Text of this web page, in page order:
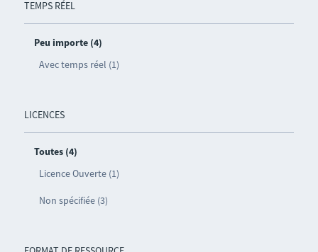
TEMPS RÉEL
Peu importe (4)
Avec temps réel (1)
LICENCES
Toutes (4)
Licence Ouverte (1)
Non spécifiée (3)